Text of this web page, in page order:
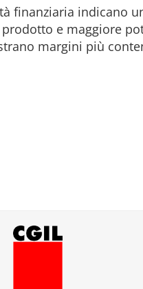
finanziaria indicano
e maggiore
margini più